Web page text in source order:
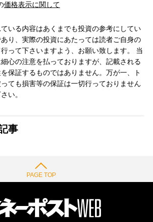
価格表示に関して
いる内容はあくまでも投資の参考にしてい
り、実際の投資にあたっては読者ご自身の
って下さいますよう、お願い致します。 当
心の注意を払っておりますが、記載される
保証するものではありません。万が一、ト
ても損害等の保証は一切行っておりません
い。
事
PAGE TOP